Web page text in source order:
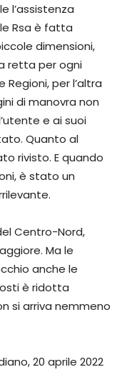
l’assistenza
Rsa è fatta
dimensioni,
retta per ogni
per l’altra
di ma­novra non
e ai suoi
Quanto al
rivisto. E quando
è stato un
Centro-Nord,
Ma le
anche le
è ridotta
si arriva nemmeno
20 aprile 2022